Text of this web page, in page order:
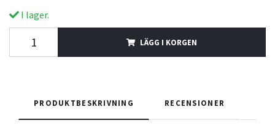
I lager.
LÄGG I KORGEN
PRODUKTBESKRIVNING RECENSIONER